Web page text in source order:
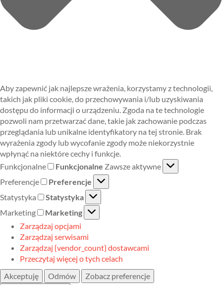
Aby zapewnić jak najlepsze wrażenia, korzystamy z technologii,
takich jak pliki cookie, do przechowywania i/lub uzyskiwania
dostępu do informacji o urządzeniu. Zgoda na te technologie
pozwoli nam przetwarzać dane, takie jak zachowanie podczas
przeglądania lub unikalne identyfikatory na tej stronie. Brak
wyrażenia zgody lub wycofanie zgody może niekorzystnie
wpłynąć na niektóre cechy i funkcje.
Funkcjonalne
Funkcjonalne Zawsze aktywne
Preferencje
Preferencje
Statystyka
Statystyka
Marketing
Marketing
Zarządzaj opcjami
Zarządzaj serwisami
Zarządzaj {vendor_count} dostawcami
Przeczytaj więcej o tych celach
Akceptuję
Odmów Zobacz preferencje